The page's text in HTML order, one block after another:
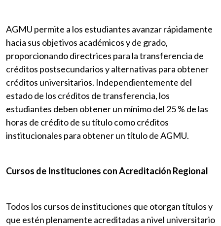
AGMU permite a los estudiantes avanzar rápidamente
hacia sus objetivos académicos y de grado,
proporcionando directrices para la transferencia de
créditos postsecundarios y alternativas para obtener
créditos universitarios. Independientemente del
estado de los créditos de transferencia, los
estudiantes deben obtener un mínimo del 25 % de las
horas de crédito de su título como créditos
institucionales para obtener un título de AGMU.
Cursos de Instituciones con Acreditación Regional
Todos los cursos de instituciones que otorgan títulos y
que estén plenamente acreditadas a nivel universitario